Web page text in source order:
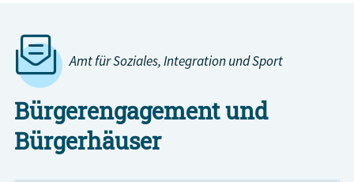
Amt für Soziales, Integration und Sport
Bürgerengagement und
Bürgerhäuser